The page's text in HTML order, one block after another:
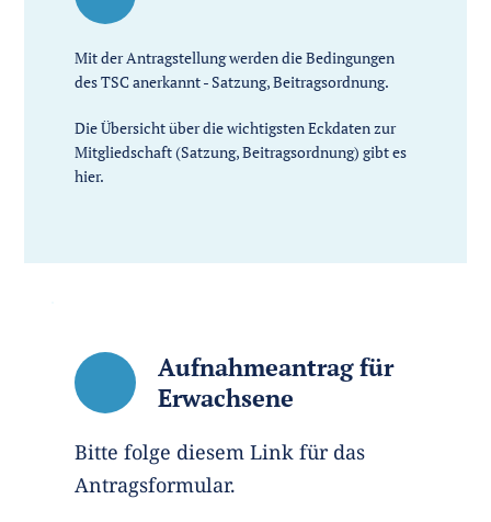
Mit der Antragstellung werden die Bedingungen
des TSC anerkannt - Satzung, Beitragsordnung.
Die Übersicht über die wichtigsten Eckdaten zur
Mitgliedschaft (Satzung, Beitragsordnung) gibt es
hier.
Aufnahmeantrag für
Erwachsene
Bitte folge diesem Link für das
Antragsformular.